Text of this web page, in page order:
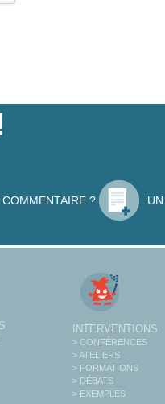
COMMENTAIRE ?
INTERVENTIONS
> CONFÉRENCES
> ATELIERS
> FORMATIONS
> DÉBATS
> EXEMPLES